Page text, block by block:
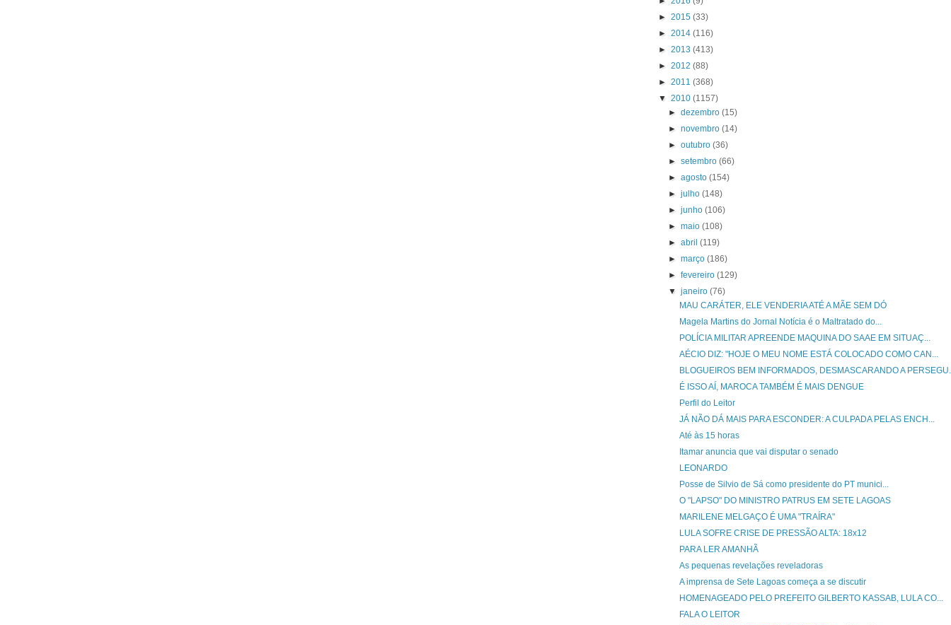
► 2015 (33)
► 2014 (116)
► 2013 (413)
► 2012 (88)
► 2011 (368)
▼ 2010 (1157)
►dezembro(15)
►novembro(14)
►outubro(36)
►setembro(66)
►agosto(154)
►julho(148)
►junho(106)
►maio(108)
►abril(119)
►março(186)
►fevereiro(129)
▼janeiro(76)
MAU CARÁTER, ELE VENDERIA ATÉ A MÃE SEM DÓ
Magela Martins do Jornal Notícia é o Maltratado do...
POLÍCIA MILITAR APREENDE MAQUINA DO SAAE EM SITUAÇ...
AÉCIO DIZ: "HOJE O MEU NOME ESTÁ COLOCADO COMO CAN...
BLOGUEIROS BEM INFORMADOS, DESMASCARANDO A
É ISSO AÍ, MAROCA TAMBÉM É MAIS DENGUE
Perfil do Leitor
JÁ NÃO DÁ MAIS PARA ESCONDER: A CULPADA PELAS ENCH...
Até às 15 horas
Itamar anuncia que vai disputar o senado
LEONARDO
Posse de Silvio de Sá como presidente do PT munici...
O "LAPSO" DO MINISTRO PATRUS EM SETE LAGOAS
MARILENE MELGAÇO É UMA "TRAÍRA"
LULA SOFRE CRISE DE PRESSÃO ALTA: 18x12
PARA LER AMANHÃ
As pequenas revelações reveladoras
A imprensa de Sete Lagoas começa a se discutir
HOMENAGEADO PELO PREFEITO GILBERTO KASSAB, LULA CO...
FALA O LEITOR